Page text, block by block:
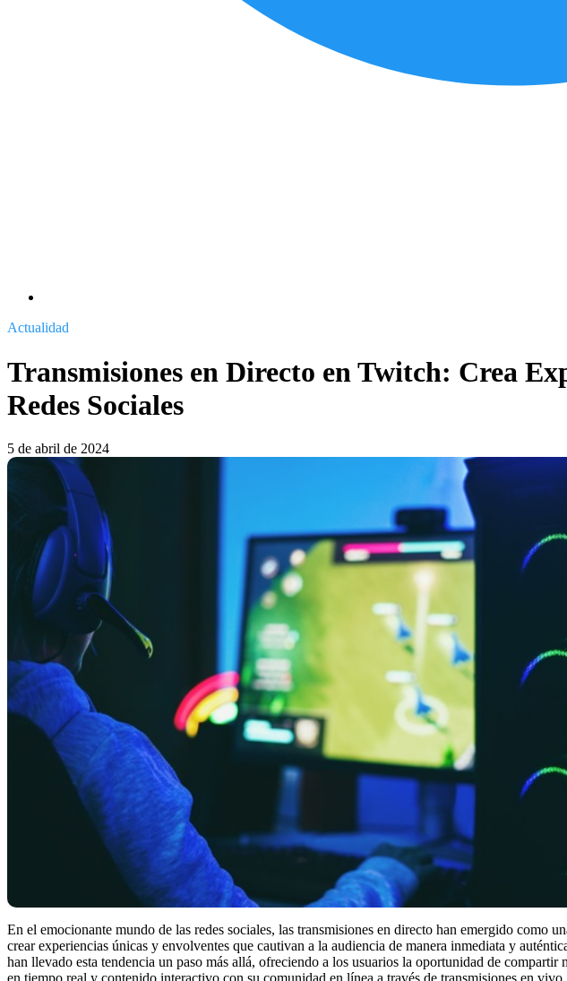
Actualidad
Transmisiones en Directo en Twitch: Crea
Redes Sociales
5 de abril de 2024
En el emocionante mundo de las redes sociales, las transmisiones en directo han emergido como
crear experiencias únicas y envolventes que cautivan a la audiencia de manera inmediata y
han llevado esta tendencia un paso más allá, ofreciendo a los usuarios la oportunidad de compartir
en tiempo real y contenido interactivo con su comunidad en línea a través de transmisiones en